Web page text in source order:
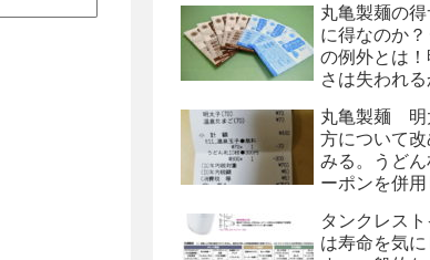
丸亀製麺の
に得なのか
の例外とは
さは失われ
丸亀製麺 明
方について
みる。うど
ーポンを併
タンクレス
は寿命を気